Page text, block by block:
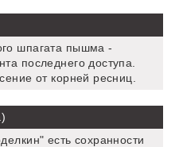
шпагата пышма -
последнего доступа.
от корней ресниц.
есть сохранности